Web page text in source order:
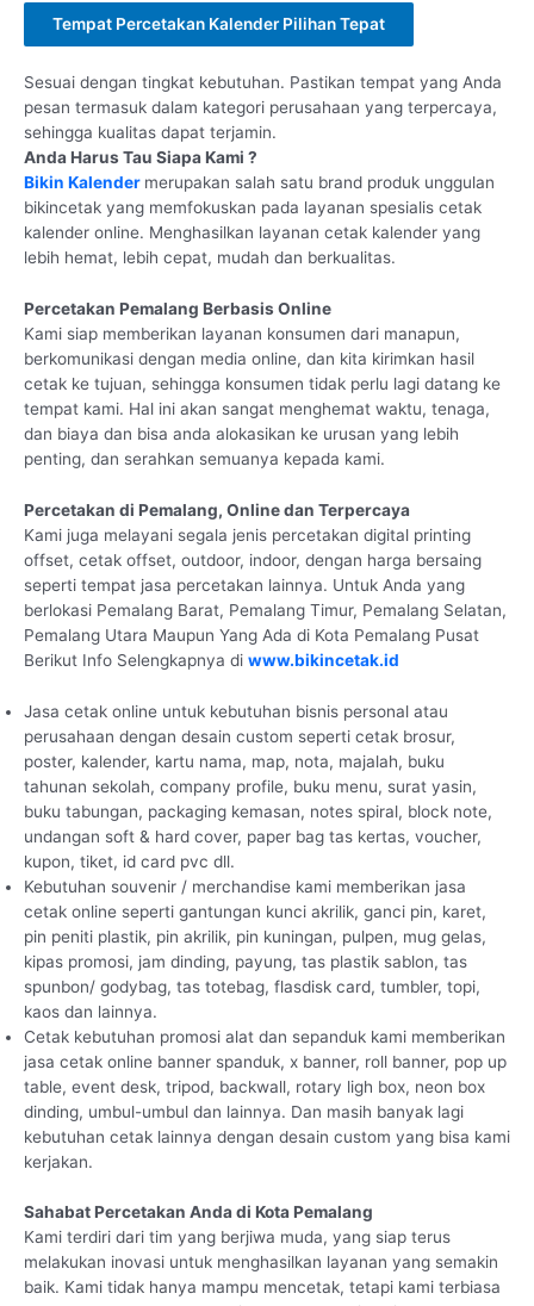
Tempat Percetakan Kalender Pilihan Tepat
Sesuai dengan tingkat kebutuhan. Pastikan tempat yang Anda
pesan termasuk dalam kategori perusahaan yang terpercaya,
sehingga kualitas dapat terjamin.
Anda Harus Tau Siapa Kami ?
Bikin Kalender merupakan salah satu brand produk unggulan
bikincetak yang memfokuskan pada layanan spesialis cetak
kalender online. Menghasilkan layanan cetak kalender yang
lebih hemat, lebih cepat, mudah dan berkualitas.
Percetakan Pemalang Berbasis Online
Kami siap memberikan layanan konsumen dari manapun,
berkomunikasi dengan media online, dan kita kirimkan hasil
cetak ke tujuan, sehingga konsumen tidak perlu lagi datang ke
tempat kami. Hal ini akan sangat menghemat waktu, tenaga,
dan biaya dan bisa anda alokasikan ke urusan yang lebih
penting, dan serahkan semuanya kepada kami.
Percetakan di Pemalang, Online dan Terpercaya
Kami juga melayani segala jenis percetakan digital printing
offset, cetak offset, outdoor, indoor, dengan harga bersaing
seperti tempat jasa percetakan lainnya. Untuk Anda yang
berlokasi Pemalang Barat, Pemalang Timur, Pemalang Selatan,
Pemalang Utara Maupun Yang Ada di Kota Pemalang Pusat
Berikut Info Selengkapnya di www.bikincetak.id
Jasa cetak online untuk kebutuhan bisnis personal atau
perusahaan dengan desain custom seperti cetak brosur,
poster, kalender, kartu nama, map, nota, majalah, buku
tahunan sekolah, company profile, buku menu, surat yasin,
buku tabungan, packaging kemasan, notes spiral, block note,
undangan soft & hard cover, paper bag tas kertas, voucher,
kupon, tiket, id card pvc dll.
Kebutuhan souvenir / merchandise kami memberikan jasa
cetak online seperti gantungan kunci akrilik, ganci pin, karet,
pin peniti plastik, pin akrilik, pin kuningan, pulpen, mug gelas,
kipas promosi, jam dinding, payung, tas plastik sablon, tas
spunbon/ godybag, tas totebag, flasdisk card, tumbler, topi,
kaos dan lainnya.
Cetak kebutuhan promosi alat dan sepanduk kami memberikan
jasa cetak online banner spanduk, x banner, roll banner, pop up
table, event desk, tripod, backwall, rotary ligh box, neon box
dinding, umbul-umbul dan lainnya. Dan masih banyak lagi
kebutuhan cetak lainnya dengan desain custom yang bisa kami
kerjakan.
Sahabat Percetakan Anda di Kota Pemalang
Kami terdiri dari tim yang berjiwa muda, yang siap terus
melakukan inovasi untuk menghasilkan layanan yang semakin
baik. Kami tidak hanya mampu mencetak, tetapi kami terbiasa